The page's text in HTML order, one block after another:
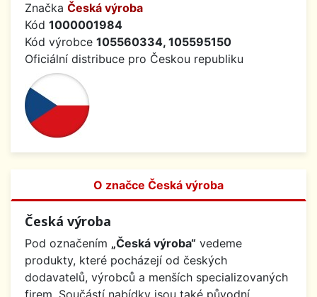
Značka Česká výroba
Kód 1000001984
Kód výrobce 105560334, 105595150
Oficiální distribuce pro Českou republiku
O značce Česká výroba
Česká výroba
Pod označením „Česká výroba“ vedeme
produkty, které pocházejí od českých
dodavatelů, výrobců a menších specializovaných